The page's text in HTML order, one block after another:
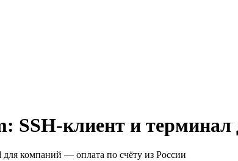
клиент и терминал
компаний — оплата по счёту из России